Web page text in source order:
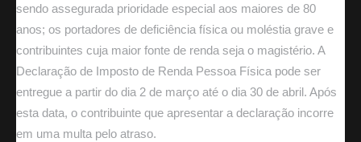
sendo assegurada prioridade especial aos maiores de 80
anos; os portadores de deficiência física ou moléstia grave e
contribuintes cuja maior fonte de renda seja o magistério. A
Declaração de Imposto de Renda Pessoa Física pode ser
entregue a partir do dia 2 de março até o dia 30 de abril. Após
esta data, o contribuinte que apresentar a declaração incorre
em uma multa pelo atraso.